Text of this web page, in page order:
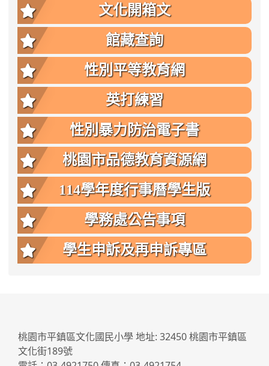
文化開箱文
館藏查詢
性別平等教育網
英打練習
性別暴力防治電子書
桃園市品德教育資源網
114學年度行事曆學生版
學務處公告事項
學生申訴及再申訴專區
桃園市平鎮區文化國民小學 地址: 32450 桃園市平鎮區
文化街189號